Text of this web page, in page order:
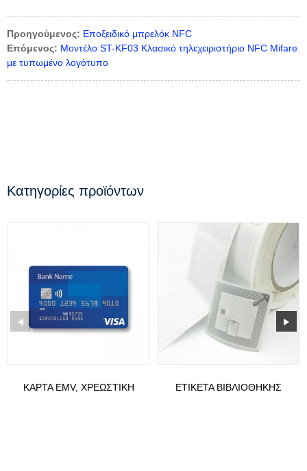
Προηγούμενος: Εποξειδικό μπρελόκ NFC
Επόμενος: Μοντέλο ST-KF03 Κλασικό τηλεχειριστήριο NFC Mifare
με τυπωμένο λογότυπο
Κατηγορίες προϊόντων
ΚΆΡΤΑ EMV, ΧΡΕΩΣΤΙΚΉ
ΕΤΙΚΈΤΑ ΒΙΒΛΙΟΘΉΚΗΣ